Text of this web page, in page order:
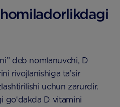
deb nomlanuvchi, D
rivojlanishiga taʼsir
uchun zarurdir.
goʻdakda D vitamini